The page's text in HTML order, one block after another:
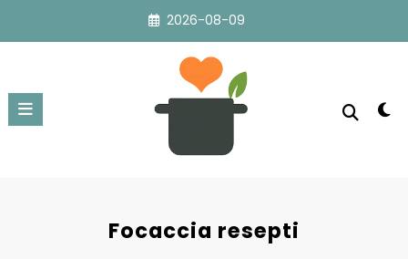
content
2026-08-09
Focaccia resepti